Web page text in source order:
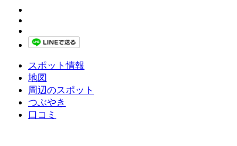
スポット情報
地図
周辺のスポット
つぶやき
口コミ